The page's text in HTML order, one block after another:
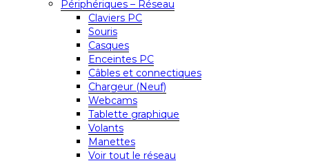
Périphériques – Réseau
Claviers PC
Souris
Casques
Enceintes PC
Câbles et connectiques
Chargeur (Neuf)
Webcams
Tablette graphique
Volants
Manettes
Voir tout le réseau